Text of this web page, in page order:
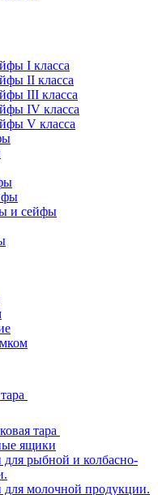
I класса
II класса
III класса
IV класса
V класса
и сейфы
тара
ящики
рыбной и колбасно-
молочной продукции.